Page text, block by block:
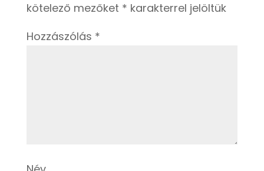
kötelező mezőket * karakterrel jelöltük
Hozzászólás *